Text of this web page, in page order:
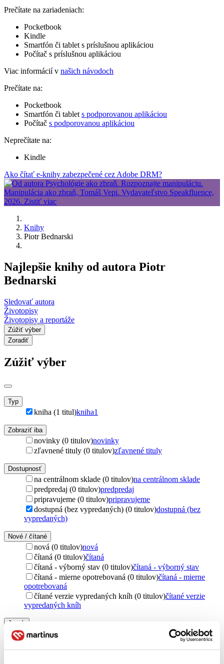
Prečítate na zariadeniach:
Pocketbook
Kindle
Smartfón či tablet s príslušnou aplikáciou
Počítač s príslušnou aplikáciou
Viac informácií v našich návodoch
Prečítate na:
Pocketbook
Smartfón či tablet s podporovanou aplikáciou
Počítač s podporovanou aplikáciou
Neprečítate na:
Kindle
Ako čítať e-knihy zabezpečené cez Adobe DRM?
Knihy
Piotr Bednarski
Najlepšie knihy od autora Piotr
Bednarski
Sledovať autora
Životopisy
Životopisy a reportáže
Zúžiť výber
Zoradiť
Zúžiť výber
Typ
kniha (1 titul)kniha1
Zobraziť iba
novinky (0 titulov)novinky
zľavnené tituly (0 titulov)zľavnené tituly
Dostupnosť
na centrálnom sklade (0 titulov)na centrálnom sklade
predpredaj (0 titulov)predpredaj
pripravujeme (0 titulov)pripravujeme
dostupná (bez vypredaných) (0 titulov)dostupná (bez
vypredaných)
Nové / čítané
nová (0 titulov)nová
čítaná (0 titulov)čítaná
čítaná - výborný stav (0 titulov)čítaná - výborný stav
čítaná - mierne opotrebovaná (0 titulov)čítaná - mierne
opotrebovaná
čítané verzie vypredaných kníh (0 titulov)čítané verzie
vypredaných kníh
Jazyk
čeština (1 titul)
Vydavateľstvo